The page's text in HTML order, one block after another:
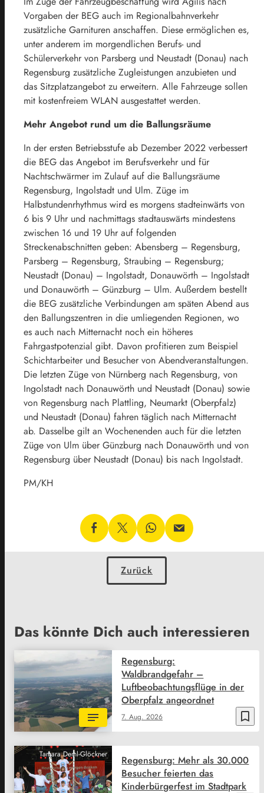
Vorgaben der BEG auch im Regionalbahnverkehr
zusätzliche Garnituren anschaffen. Diese ermöglichen es,
unter anderem im morgendlichen Berufs- und
Schülerverkehr von Parsberg und Neustadt (Donau) nach
Regensburg zusätzliche Zugleistungen anzubieten und
das Sitzplatzangebot zu erweitern. Alle Fahrzeuge sollen
mit kostenfreiem WLAN ausgestattet werden.
Mehr Angebot rund um die Ballungsräume
In der ersten Betriebsstufe ab Dezember 2022 verbessert
die BEG das Angebot im Berufsverkehr und für
Nachtschwärmer im Zulauf auf die Ballungsräume
Regensburg, Ingolstadt und Ulm. Züge im
Halbstundenrhythmus wird es morgens stadteinwärts von
6 bis 9 Uhr und nachmittags stadtauswärts mindestens
zwischen 16 und 19 Uhr auf folgenden
Streckenabschnitten geben: Abensberg – Regensburg,
Parsberg – Regensburg, Straubing – Regensburg;
Neustadt (Donau) – Ingolstadt, Donauwörth – Ingolstadt
und Donauwörth – Günzburg – Ulm. Außerdem bestellt
die BEG zusätzliche Verbindungen am späten Abend aus
den Ballungszentren in die umliegenden Regionen, wo
es auch nach Mitternacht noch ein höheres
Fahrgastpotenzial gibt. Davon profitieren zum Beispiel
Schichtarbeiter und Besucher von Abendveranstaltungen.
Die letzten Züge von Nürnberg nach Regensburg, von
Ingolstadt nach Donauwörth und Neustadt (Donau) sowie
von Regensburg nach Plattling, Neumarkt (Oberpfalz)
und Neustadt (Donau) fahren täglich nach Mitternacht
ab. Dasselbe gilt an Wochenenden auch für die letzten
Züge von Ulm über Günzburg nach Donauwörth und von
Regensburg über Neustadt (Donau) bis nach Ingolstadt.
PM/KH
Zurück
Das könnte Dich auch interessieren
bookmark_border
7. Aug. 2026
Regensburg:
Waldbrandgefahr –
Luftbeobachtungsflüge in der
Oberpfalz angeordnet
Tamara Deml-Glöckner
Regensburg: Mehr als 30.000
Besucher feierten das
Kinderbürgerfest im Stadtpark